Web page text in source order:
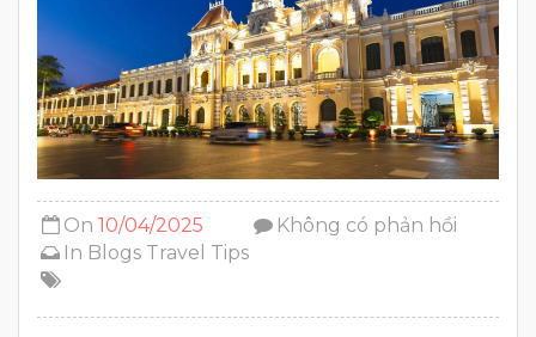
On10/04/2025
In Blogs Travel Tips
Không có phản hồi